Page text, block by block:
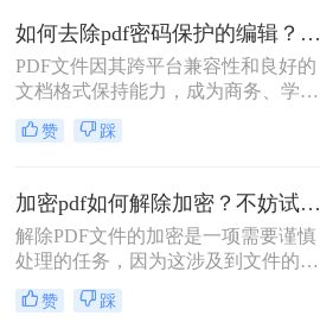
密码怎么解密呢？本文将详细介绍三
种有效的PDF编辑密码解密方法，帮
助您轻松应对这一问题。
如何去除pdf密码保护的编辑？教你两个小方法！
PDF文件因其跨平台兼容性和良好的
文档格式保持能力，成为商务、学习
和日常工作中不可或缺的文件格式。
然而，为了保护文件不被随意修改，
别是编辑权限的限制。本文将详细介
绍如何去除pdf密码保护的编辑，特别
是编辑权限的限制，以便用户能够自
由编辑和修改文件内容。
赞 踩
加密pdf如何解除加密？不妨试试这两种方法！
解除PDF文件的加密是一项需要谨慎
处理的任务，因为这涉及到文件的安
全性和机密性。在解除加密之前，确
保你了解加密的类型和原因，并拥有
赞 踩